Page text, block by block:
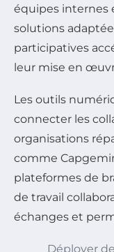
équipes internes
solutions
participatives
leur mise en
Les outils
connecter les
organisations
comme
plateformes de
de travail
échanges et
Déployer